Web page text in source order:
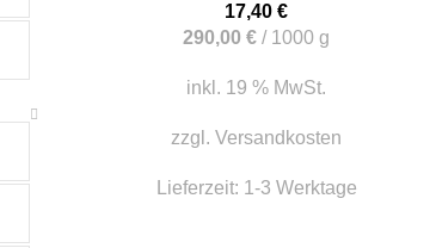
17,40€
290,00€ / 1000 g
inkl. 19 % MwSt.
zzgl.Versandkosten
Lieferzeit: 1-3 Werktage